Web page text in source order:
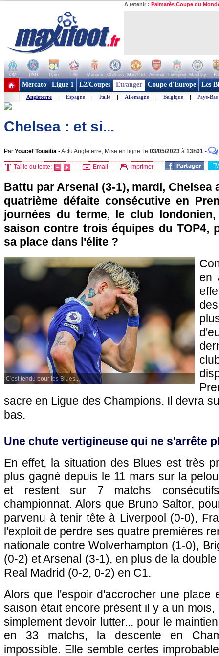
A retenir : Palmarès Coupe du
OM PSG Lyon Lille Monaco Chelsea Man Utd Arsenal Liverpool ManCity
+ de clubs
Mercato Ligue 1 L2/Coupes Etranger Coupe d'Europe Les
Angleterre | Espagne | Italie | Allemagne | Belgique | Pays-Bas
Chelsea : et si...
Par Youcef Touaitia -Actu Angleterre, Mise en ligne: le 03/05/2023 à 13h01 -
Taille du texte: Email Imprimer
Battu par Arsenal (3-1), mardi, Chelsea
quatrième défaite consécutive en
journées du terme, le club
saison contre trois équipes du TOP4,
sa place dans l'élite ?
C'est tendu pour les Blues...
en
sacre en Ligue des Champions. Il devra
bas.
Une chute vertigineuse qui ne s'arrête
En effet, la situation des Blues est très
plus gagné depuis le 11 mars sur la
et restent sur 7 matchs
championnat. Alors que Bruno Saltor,
parvenu à tenir tête à Liverpool (0-0),
l'exploit de perdre ses quatre premières
nationale contre Wolverhampton (1-0),
(0-2) et Arsenal (3-1), en plus de la
Real Madrid (0-2, 0-2) en C1.
Alors que l'espoir d'accrocher une place
saison était encore présent il y a un
simplement devoir lutter... pour le
en 33 matchs, la descente en
impossible. Elle semble certes